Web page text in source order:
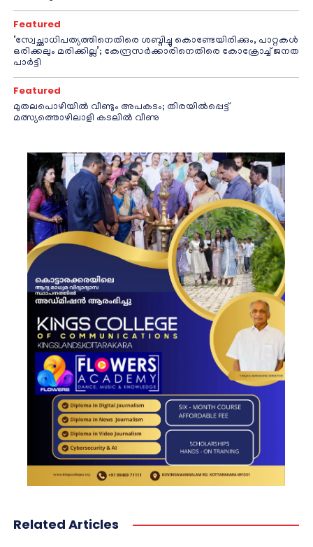
Featured
‘സ്വേച്ഛാധിപത്യത്തിനെതിരെ ശബ്ദിച്ചു കൊണ്ടേയിരിക്കും, പാറ്റകൾ
ഒരിക്കലും മരിക്കില്ല’; കേന്ദ്രസർക്കാരിനെതിരെ കോക്രോച്ച് ജനത
പാർട്ടി
Featured
മുതലപൊഴിയിൽ വീണ്ടും അപകടം; തിരയിൽപ്പെട്ട്
മത്സ്യത്തൊഴിലാളി കടലിൽ വീണു
Related Articles